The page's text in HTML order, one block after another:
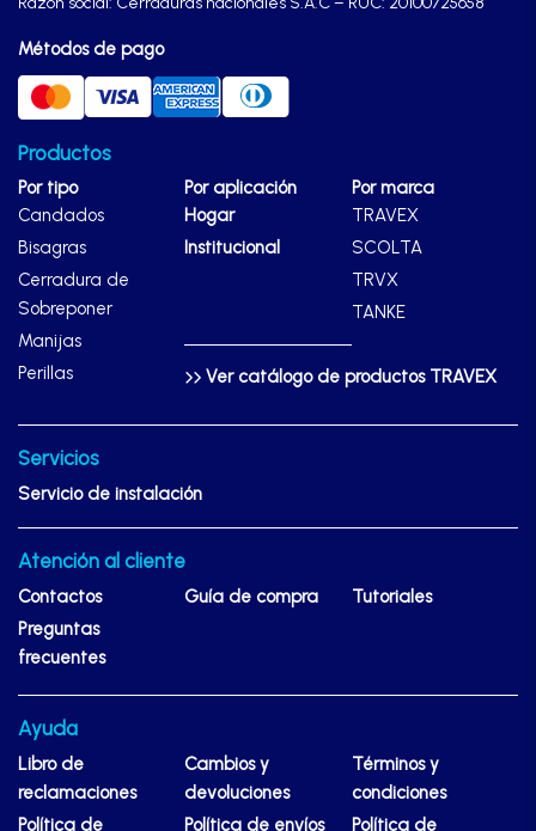
Métodos de pago
Productos
Por tipo
Candados
Bisagras
Cerradura de
Sobreponer
Manijas
Perillas
Por aplicación
Hogar
Institucional
Por marca
TRAVEX
SCOLTA
TRVX
TANKE
Ver catálogo de productos TRAVEX
Servicios
Servicio de instalación
Atención al cliente
Contactos Guía de compra
Tutoriales
Preguntas
frecuentes
Ayuda
Libro de
reclamaciones
Cambios y
devoluciones
Términos y
condiciones
Política de
Política de envíos Política de